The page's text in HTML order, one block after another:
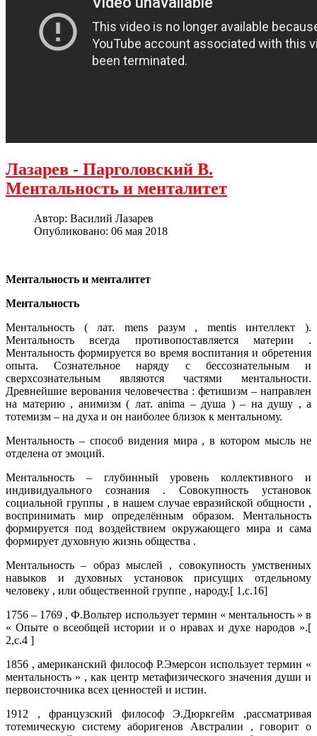
Лазарев - Парголовский В.
Ментальность и менталитет
Автор: Василий Лазарев
Опубликовано: 06 мая 2018
Ментальность и менталитет
Ментальность
Ментальность ( лат. mens разум , mentis интеллект ).
Ментальность всегда противопоставляется материи .
Ментальность формируется во время воспитания и обретения
опыта. Сознательное наряду с бессознательным и
сверхсознательным являются частями ментальности.
Древнейшие верования человечества : фетишизм – направлен
на материю , анимизм ( лат. anima – душа ) – на душу , а
тотемизм – на духа и он наиболее близок к ментальному.
Ментальность – способ видения мира , в котором мысль не
отделена от эмоций.
Ментальность – глубинный уровень коллективного и
индивидуального сознания . Совокупность установок
социальной группы , в нашем случае евразийской общности ,
воспринимать мир определённым образом. Ментальность
формируется под воздействием окружающего мира и сама
формирует духовную жизнь общества .
Ментальность – образ мыслей , совокупность умственных
навыков и духовных установок присущих отдельному
человеку , или общественной группе , народу.[ 1,с.16]
1756 – 1769 , Ф.Вольтер использует термин « ментальность » в
« Опыте о всеобщей истории и о нравах и духе народов ».[
2,с.4 ]
1856 , американский философ Р.Эмерсон использует термин «
ментальность » , как центр метафизического значения души и
первоисточника всех ценностей и истин.
1912 , французский философ Э.Дюркгейм ,рассматривая
тотемическую систему аборигенов Австралии , говорит о